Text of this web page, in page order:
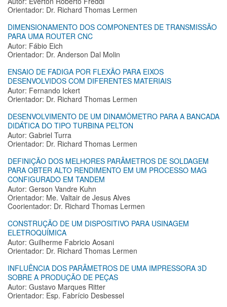
Orientador: Dr. Richard Thomas Lermen
DIMENSIONAMENTO DOS COMPONENTES DE TRANSMISSÃO
PARA UMA ROUTER CNC
Autor: Fábio Eich
Orientador: Dr. Anderson Dal Molin
ENSAIO DE FADIGA POR FLEXÃO PARA EIXOS
DESENVOLVIDOS COM DIFERENTES MATERIAIS
Autor: Fernando Ickert
Orientador: Dr. Richard Thomas Lermen
DESENVOLVIMENTO DE UM DINAMÔMETRO PARA A BANCADA
DIDÁTICA DO TIPO TURBINA PELTON
Autor: Gabriel Turra
Orientador: Dr. Richard Thomas Lermen
DEFINIÇÃO DOS MELHORES PARÂMETROS DE SOLDAGEM
PARA OBTER ALTO RENDIMENTO EM UM PROCESSO MAG
CONFIGURADO EM TANDEM
Autor: Gerson Vandre Kuhn
Orientador: Me. Valtair de Jesus Alves
Coorientador: Dr. Richard Thomas Lermen
CONSTRUÇÃO DE UM DISPOSITIVO PARA USINAGEM
ELETROQUÍMICA
Autor: Guilherme Fabricio Aosani
Orientador: Dr. Richard Thomas Lermen
INFLUÊNCIA DOS PARÂMETROS DE UMA IMPRESSORA 3D
SOBRE A PRODUÇÃO DE PEÇAS
Autor: Gustavo Marques Ritter
Orientador: Esp. Fabrício Desbessel